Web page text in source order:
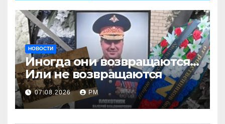
НОВОСТИ
Иногда они возвращаются…
Или не возвращаются
07.08.2026 РМ